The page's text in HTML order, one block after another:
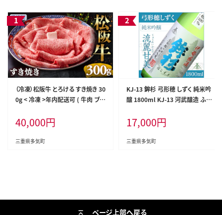
（冷凍）松阪牛 とろける すき焼き 30
0g < 冷凍 >年内配送可 ( 牛肉 ブラ
坂牛 しゃぶしゃぶ 肩ロース 肩 霜
ふり肉 霜降りしゃぶしゃぶ 松阪牛
とろける 牛肉 しゃぶしゃぶ肉 自宅
40,000円
三重県多気町
KJ-13 鉾杉 弓形穂 しずく 純米吟
醸 1800ml KJ-13 河武醸造 ふる
山田錦 アルコール 15度 日本酒 清
酒 酒 国産 伊勢の国 ライスワイン
三重県 多気町
17,000円
三重県多気町
ページ上部へ戻る